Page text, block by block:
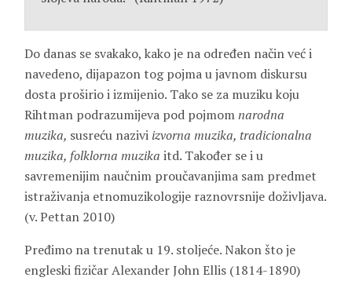
Do danas se svakako, kako je na određen način već i
navedeno, dijapazon tog pojma u javnom diskursu
dosta proširio i izmijenio. Tako se za muziku koju
Rihtman podrazumijeva pod pojmomnarodna
muzika, susreću nazivi izvorna muzika, tradicionalna
muzika, folklorna muzika itd. Također se i u
savremenijim naučnim proučavanjima sam predmet
istraživanja etnomuzikologije raznovrsnije doživljava.
(v. Pettan 2010)
Pređimo na trenutak u 19. stoljeće. Nakon što je
engleski fizičar Alexander John Ellis (1814-1890)